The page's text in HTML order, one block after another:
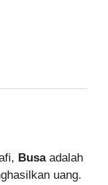
Busaadalah
uang.